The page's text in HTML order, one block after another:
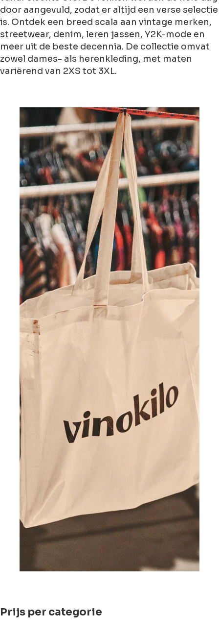
door aangevuld, zodat er altijd een verse selectie
is. Ontdek een breed scala aan vintage merken,
streetwear, denim, leren jassen, Y2K-mode en
meer uit de beste decennia. De collectie omvat
zowel dames- als herenkleding, met maten
variërend van 2XS tot 3XL.
Prijs per categorie